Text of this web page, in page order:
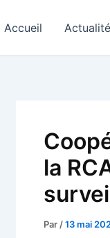
Accueil
la
Par /13 mai